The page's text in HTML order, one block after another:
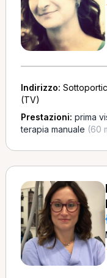
Indirizzo:
(TV)
Prestazioni: prima
terapia manuale (60